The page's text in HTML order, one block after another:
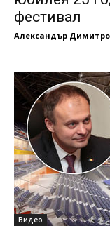
фестивал
Александър
Видео